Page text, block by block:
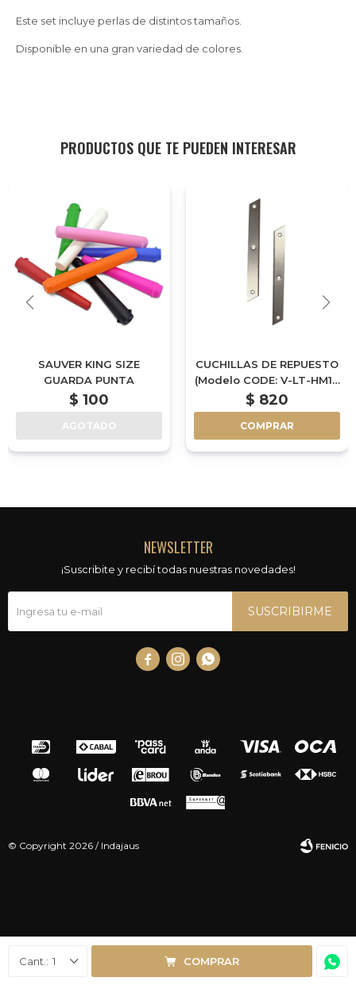
1 COMPRAR
Este set incluye perlas de distintos tamaños.
Disponible en una gran variedad de colores.
PRODUCTOS QUE TE PUEDEN INTERESAR
SAUVER KING SIZE
GUARDA PUNTA
$ 100
AGOTADO
CUCHILLAS DE REPUESTO
(Modelo CODE: V-LT-HM19
/ COD 3786)
$ 820
COMPRAR
NEWSLETTER
¡Suscribite y recibí todas nuestras novedades!
SUSCRIBIRME
  
© Copyright 2026 / Indajaus
Fenicio